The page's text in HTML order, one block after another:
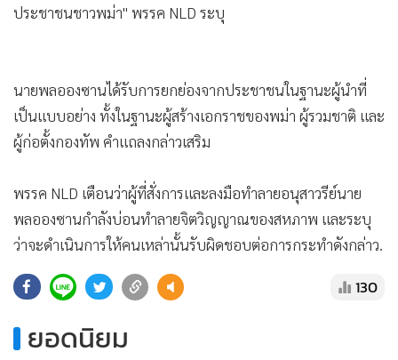
• News1
ประชาชนชาวพม่า" พรรค NLD ระบุ
นายพลอองซานได้รับการยกย่องจากประชาชนในฐานะผู้นำที่
เป็นแบบอย่าง ทั้งในฐานะผู้สร้างเอกราชของพม่า ผู้รวมชาติ และ
ผู้ก่อตั้งกองทัพ คำแถลงกล่าวเสริม
พรรค NLD เตือนว่าผู้ที่สั่งการและลงมือทำลายอนุสาวรีย์นาย
พลอองซานกำลังบ่อนทำลายจิตวิญญาณของสหภาพ และระบุ
ว่าจะดำเนินการให้คนเหล่านั้นรับผิดชอบต่อการกระทำดังกล่าว.
130
ยอดนิยม